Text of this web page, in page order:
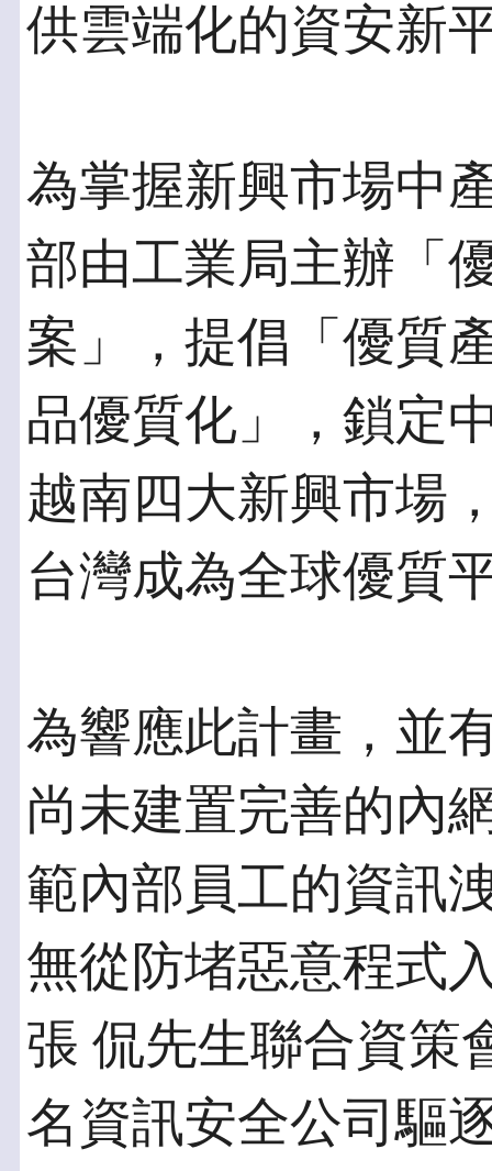
供雲端化的資安新
為掌握新興市場中
部由工業局主辦「
案」，提倡「優質
品優質化」，鎖定
越南四大新興市場
台灣成為全球優質
為響應此計畫，並
尚未建置完善的內
範內部員工的資訊
無從防堵惡意程式
張 侃先生聯合資策
名資訊安全公司驅